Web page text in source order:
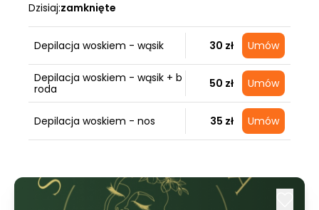
Dzisiaj:zamknięte
Depilacja woskiem - wąsik 30 zł Umów
Depilacja woskiem - wąsik + b
roda
50 zł Umów
Depilacja woskiem - nos 35 zł Umów